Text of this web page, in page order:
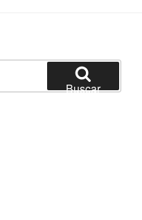
Buscar